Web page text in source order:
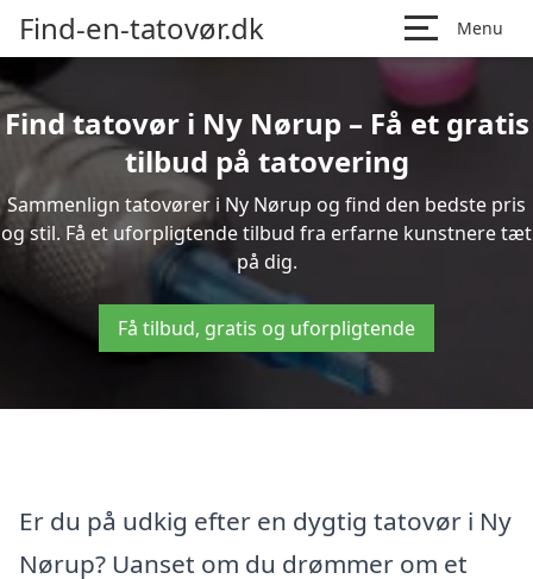
Find-en-tatovør.dk Menu
Find tatovør i Ny Nørup – Få et gratis
tilbud på tatovering
Sammenlign tatovører i Ny Nørup og find den bedste pris
og stil. Få et uforpligtende tilbud fra erfarne kunstnere tæt
på dig.
Få tilbud, gratis og uforpligtende
Er du på udkig efter en dygtig tatovør i Ny
Nørup? Uanset om du drømmer om et